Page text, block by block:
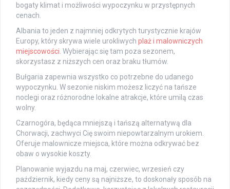
bogaty klimat i możliwości wypoczynku w przystępnych
cenach.
Albania to jeden z najmniej odkrytych turystycznie krajów
Europy, który skrywa wiele urokliwych plaż i malowniczych
miejscowości . Wybierając się tam poza sezonem,
skorzystasz z niższych cen oraz braku tłumów.
Bułgaria zapewnia wszystko co potrzebne do udanego
wypoczynku. W sezonie niskim możesz liczyć na tańsze
noclegi oraz różnorodne lokalne atrakcje, które umilą czas
wolny.
Czarnogóra, będąca mniejszą i tańszą alternatywą dla
Chorwacji, zachwyci Cię swoim niepowtarzalnym urokiem.
Oferuje malownicze miejsca, które można odkrywać bez
obaw o wysokie koszty.
Planowanie wyjazdu na maj, czerwiec, wrzesień czy
październik, kiedy ceny są najniższe, to doskonały sposób na